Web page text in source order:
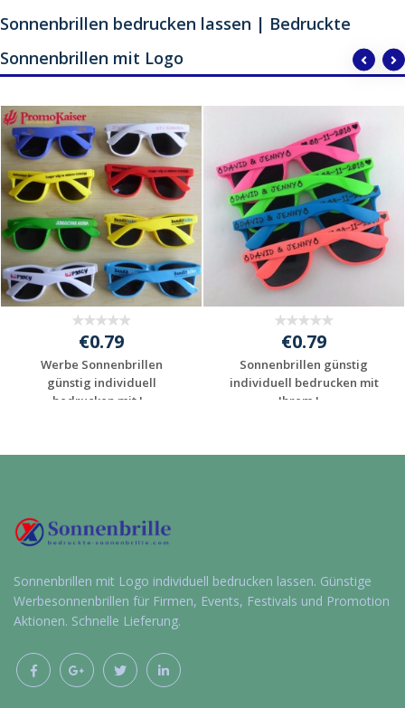
Sonnenbrillen bedrucken lassen | Bedruckte
Sonnenbrillen mit Logo
€0.79
Werbe Sonnenbrillen
günstig individuell
bedrucken mit I...
anfragen
€0.79
Sonnenbrillen günstig
individuell bedrucken mit
Ihrem L...
anfragen
Sonnenbrillen mit Logo individuell bedrucken lassen. Günstige
Werbesonnenbrillen für Firmen, Events, Festivals und Promotion
Aktionen. Schnelle Lieferung.